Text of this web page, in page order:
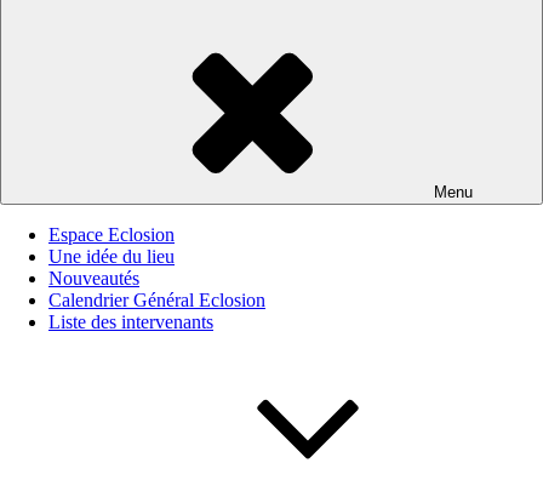
Menu
Espace Eclosion
Une idée du lieu
Nouveautés
Calendrier Général Eclosion
Liste des intervenants